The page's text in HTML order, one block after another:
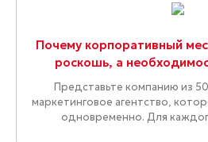
Почему корпоративный
роскошь, а
Представьте компанию из
маркетинговое агентство,
одновременно. Для